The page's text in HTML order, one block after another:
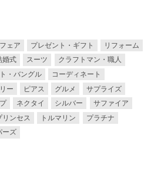
フェア プレゼント・ギフト
リフォーム
婚式 スーツ
クラフトマン・職人
・バングル
コーディネート
ー ピアス グルメ
サプライズ
ネクタイ シルバー
サファイア
リンセス トルマリン
プラチナ
ーズ